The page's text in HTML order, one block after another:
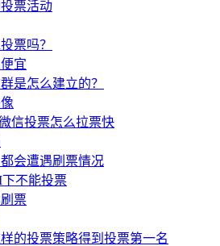
票活动
票吗？
宜
是怎么建立的？
信投票怎么拉票快
会遭遇刷票情况
不能投票
票
的投票策略得到投票第一名